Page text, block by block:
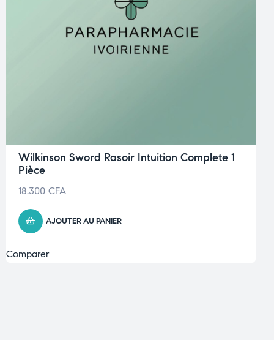
Wilkinson Sword Rasoir Intuition Complete 1
Pièce
18.300 CFA
AJOUTER AU PANIER
Comparer